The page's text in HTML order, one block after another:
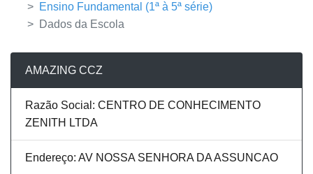
Ensino Fundamental (1ª à 5ª série)
Dados da Escola
AMAZING CCZ
Razão Social: CENTRO DE CONHECIMENTO
ZENITH LTDA
Endereço: AV NOSSA SENHORA DA ASSUNCAO